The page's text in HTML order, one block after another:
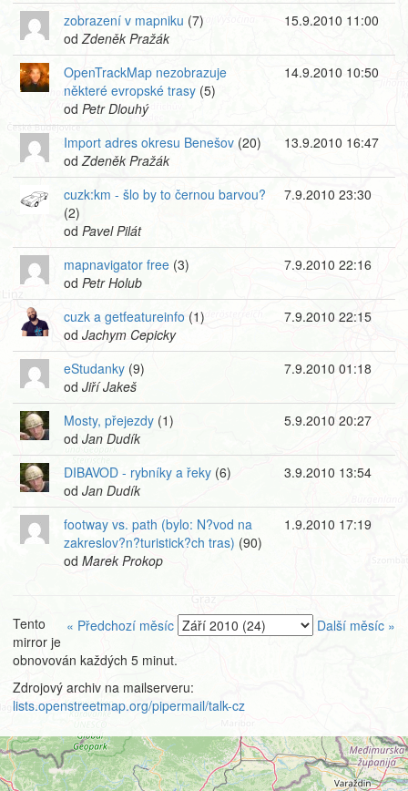
zobrazení v mapniku (7)
odZdeněk Pražák
15.9.2010 11:00
OpenTrackMap nezobrazuje
některé evropské trasy (5)
od Petr Dlouhý
14.9.2010 10:50
Import adres okresu Benešov (20)
odZdeněk Pražák
13.9.2010 16:47
cuzk:km - šlo by to černou barvou?
(2)
od Pavel Pilát
7.9.2010 23:30
mapnavigator free (3)
od Petr Holub
7.9.2010 22:16
cuzk a getfeatureinfo (1)
od Jachym Cepicky
7.9.2010 22:15
eStudanky (9)
od Jiří Jakeš
7.9.2010 01:18
Mosty, přejezdy (1)
od Jan Dudík
5.9.2010 20:27
DIBAVOD - rybníky a řeky (6)
od Jan Dudík
3.9.2010 13:54
footway vs. path (bylo: N?vod na
zakreslov?n?turistick?ch tras) (90)
od Marek Prokop
1.9.2010 17:19
« Předchozí měsíc Další měsíc »
Tento
mirror je
obnovován každých 5 minut.
Zdrojový archiv na mailserveru:
lists.openstreetmap.org/pipermail/talk-cz